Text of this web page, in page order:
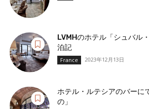
LVMHのホテル「シュバル
泊記
France 2023年12月13日
ホテル・ルテシアのバーに
の」